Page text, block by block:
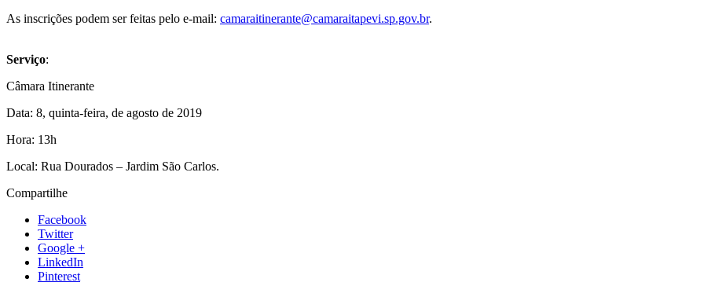
As inscrições podem ser feitas pelo e-mail: camaraitinerante@camaraitapevi.sp.gov.br.
Serviço:
Câmara Itinerante
Data: 8, quinta-feira, de agosto de 2019
Hora: 13h
Local: Rua Dourados – Jardim São Carlos.
Compartilhe
Facebook
Twitter
Google +
LinkedIn
Pinterest